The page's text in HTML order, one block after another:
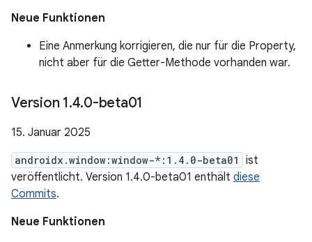
Neue Funktionen
Eine Anmerkung korrigieren, die nur für die Property,
nicht aber für die Getter-Methode vorhanden war.
Version 1.4.0-beta01
15. Januar 2025
androidx.window:window-*:1.4.0-beta01
ist
veröffentlicht. Version 1.4.0-beta01 enthält diese
Commits.
Neue Funktionen